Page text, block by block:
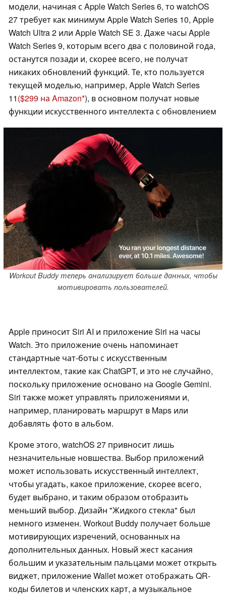
модели, начиная с Apple Watch Series 6, то watchOS
27 требует как минимум Apple Watch Series 10, Apple
Watch Ultra 2 или Apple Watch SE 3. Даже часы Apple
Watch Series 9, которым всего два с половиной года,
останутся позади и, скорее всего, не получат
никаких обновлений функций. Те, кто пользуется
текущей моделью, например, Apple Watch Series
11($299 на Amazon ), в основном получат новые
функции искусственного интеллекта с обновлением
Workout Buddy теперь анализирует больше данных, чтобы
мотивировать пользователей.
Apple приносит Siri AI и приложение Siri на часы
Watch. Это приложение очень напоминает
стандартные чат-боты с искусственным
интеллектом, такие как ChatGPT, и это не случайно,
поскольку приложение основано на Google Gemini.
Siri также может управлять приложениями и,
например, планировать маршрут в Maps или
добавлять фото в альбом.
Кроме этого, watchOS 27 привносит лишь
незначительные новшества. Выбор приложений
может использовать искусственный интеллект,
чтобы угадать, какое приложение, скорее всего,
будет выбрано, и таким образом отобразить
меньший выбор. Дизайн "Жидкого стекла" был
немного изменен. Workout Buddy получает больше
мотивирующих изречений, основанных на
дополнительных данных. Новый жест касания
большим и указательным пальцами может открыть
виджет, приложение Wallet может отображать QR-
коды билетов и членских карт, а музыкальное